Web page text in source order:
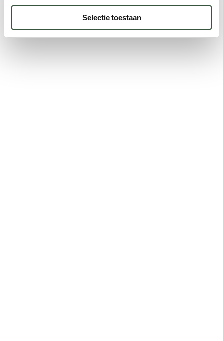
Selectie toestaan